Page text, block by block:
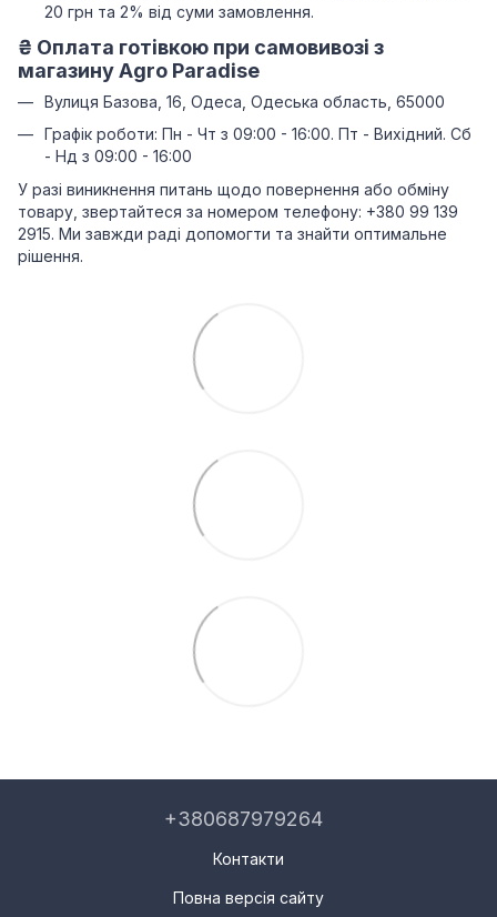
20 грн та 2% від суми замовлення.
₴ Оплата готівкою при самовивозі з
магазину Agro Paradise
Вулиця Базова, 16, Одеса, Одеська область, 65000
Графік роботи: Пн - Чт з 09:00 - 16:00. Пт - Вихідний. Сб
- Нд з 09:00 - 16:00
У разі виникнення питань щодо повернення або обміну
товару, звертайтеся за номером телефону: +380 99 139
2915. Ми завжди раді допомогти та знайти оптимальне
рішення.
+380687979264
Контакти
Повна версія сайту